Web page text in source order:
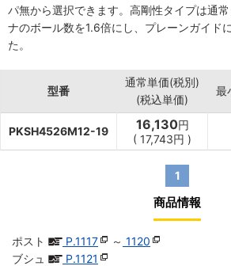
パ無から選択できます。高剛性タイプは通
ナのボール数を1.6倍にし、プレーンガイド
た。
型番
通常単価(税別)
(税込単価)
最
PKSH4526M12-19 16,130円
( 17,743円 )
1
商品情報
ポスト P.1117 ～ 1120
ブシュ
P.1121